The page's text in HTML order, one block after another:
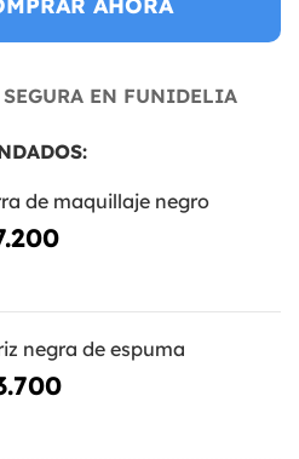
EN FUNIDELIA
de maquillaje negro
negra de espuma